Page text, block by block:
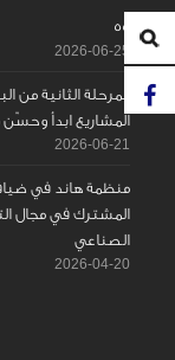
55
2026-06-25
المرحلة الثانية من
المشاريع ابدأ
2026-06-21
منظمة هاند في
المشترك في مجال
الصناعي
2026-04-20